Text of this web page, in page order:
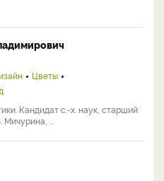
Цветы
Кандидат с.-х. наук, старший
...